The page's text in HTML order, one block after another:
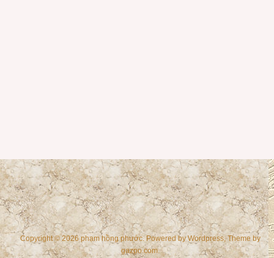
Copyright © 2026 phạm hồng phước. Powered byWordpress, Theme by
gazpo.com.